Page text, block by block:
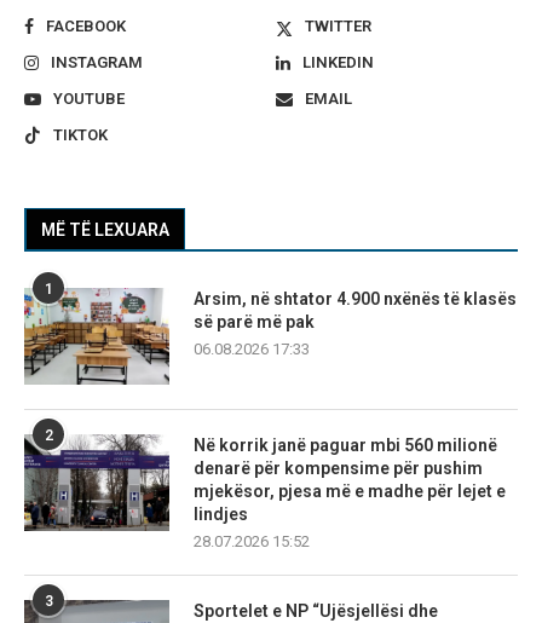
FACEBOOK
TWITTER
INSTAGRAM
LINKEDIN
YOUTUBE
EMAIL
TIKTOK
MË TË LEXUARA
1
Arsim, në shtator 4.900 nxënës të klasës
së parë më pak
06.08.2026 17:33
2
Në korrik janë paguar mbi 560 milionë
denarë për kompensime për pushim
mjekësor, pjesa më e madhe për lejet e
lindjes
28.07.2026 15:52
3
Sportelet e NP “Ujësjellësi dhe